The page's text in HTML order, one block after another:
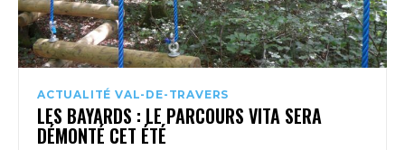
ACTUALITÉ VAL-DE-TRAVERS
LES BAYARDS : LE PARCOURS VITA SERA
DÉMONTÉ CET ÉTÉ